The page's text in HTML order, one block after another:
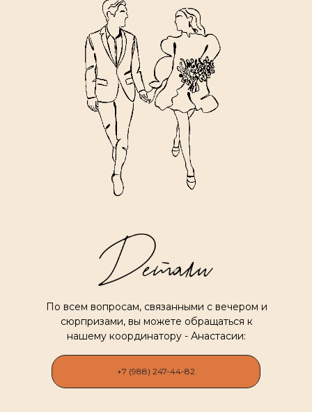
По всем вопросам, связанными с вечером и
сюрпризами, вы можете обращаться к
нашему координатору - Анастасии:
+7 (988) 247-44-82